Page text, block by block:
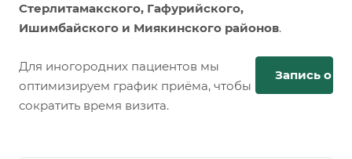
Стерлитамакского, Гафурийского,
Ишимбайского и Миякинского районов.
Для иногородних пациентов мы
оптимизируем график приёма, чтобы
сократить время визита.
Запись